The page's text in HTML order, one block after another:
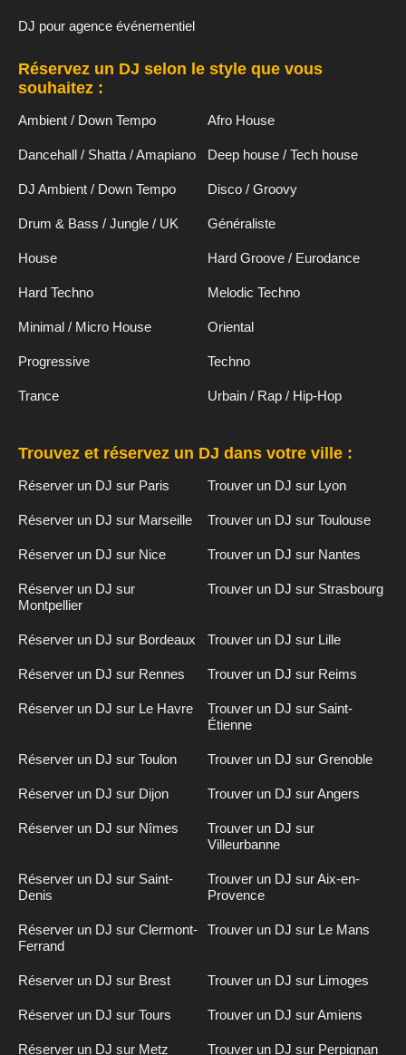
DJ pour agence événementiel
Réservez un DJ selon le style que vous
souhaitez :
Ambient / Down Tempo Afro House
Dancehall / Shatta / Amapiano Deep house / Tech house
DJ Ambient / Down Tempo Disco / Groovy
Drum & Bass / Jungle / UK Généraliste
House Hard Groove / Eurodance
Hard Techno Melodic Techno
Minimal / Micro House Oriental
Progressive Techno
Trance Urbain / Rap / Hip-Hop
Trouvez et réservez un DJ dans votre ville :
Réserver un DJ sur Paris Trouver un DJ sur Lyon
Réserver un DJ sur Marseille Trouver un DJ sur Toulouse
Réserver un DJ sur Nice Trouver un DJ sur Nantes
Réserver un DJ sur
Montpellier
Trouver un DJ sur Strasbourg
Réserver un DJ sur Bordeaux Trouver un DJ sur Lille
Réserver un DJ sur Rennes Trouver un DJ sur Reims
Réserver un DJ sur Le Havre
Trouver un DJ sur Saint-
Étienne
Réserver un DJ sur Toulon Trouver un DJ sur Grenoble
Réserver un DJ sur Dijon Trouver un DJ sur Angers
Réserver un DJ sur Nîmes
Trouver un DJ sur
Villeurbanne
Réserver un DJ sur Saint-
Denis
Trouver un DJ sur Aix-en-
Provence
Réserver un DJ sur Clermont-
Ferrand
Trouver un DJ sur Le Mans
Réserver un DJ sur Brest Trouver un DJ sur Limoges
Réserver un DJ sur Tours Trouver un DJ sur Amiens
Réserver un DJ sur Metz Trouver un DJ sur Perpignan